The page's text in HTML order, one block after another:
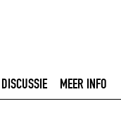
DISCUSSIE MEER INFO